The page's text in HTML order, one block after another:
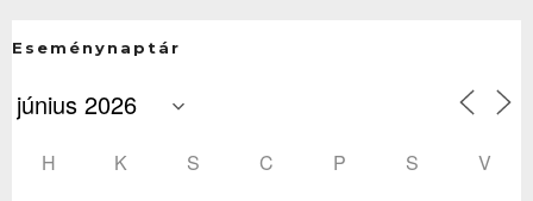
Eseménynaptár
H K S C P S V